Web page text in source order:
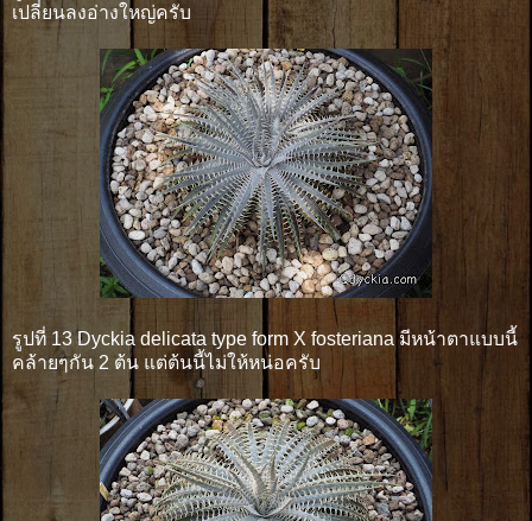
เปลี่ยนลงอ่างใหญ่ครับ
รูปที่ 13 Dyckia delicata type form X fosteriana มีหน้าตาแบบนี้
คล้ายๆกัน 2 ต้น แต่ต้นนี้ไม่ให้หน่อครับ